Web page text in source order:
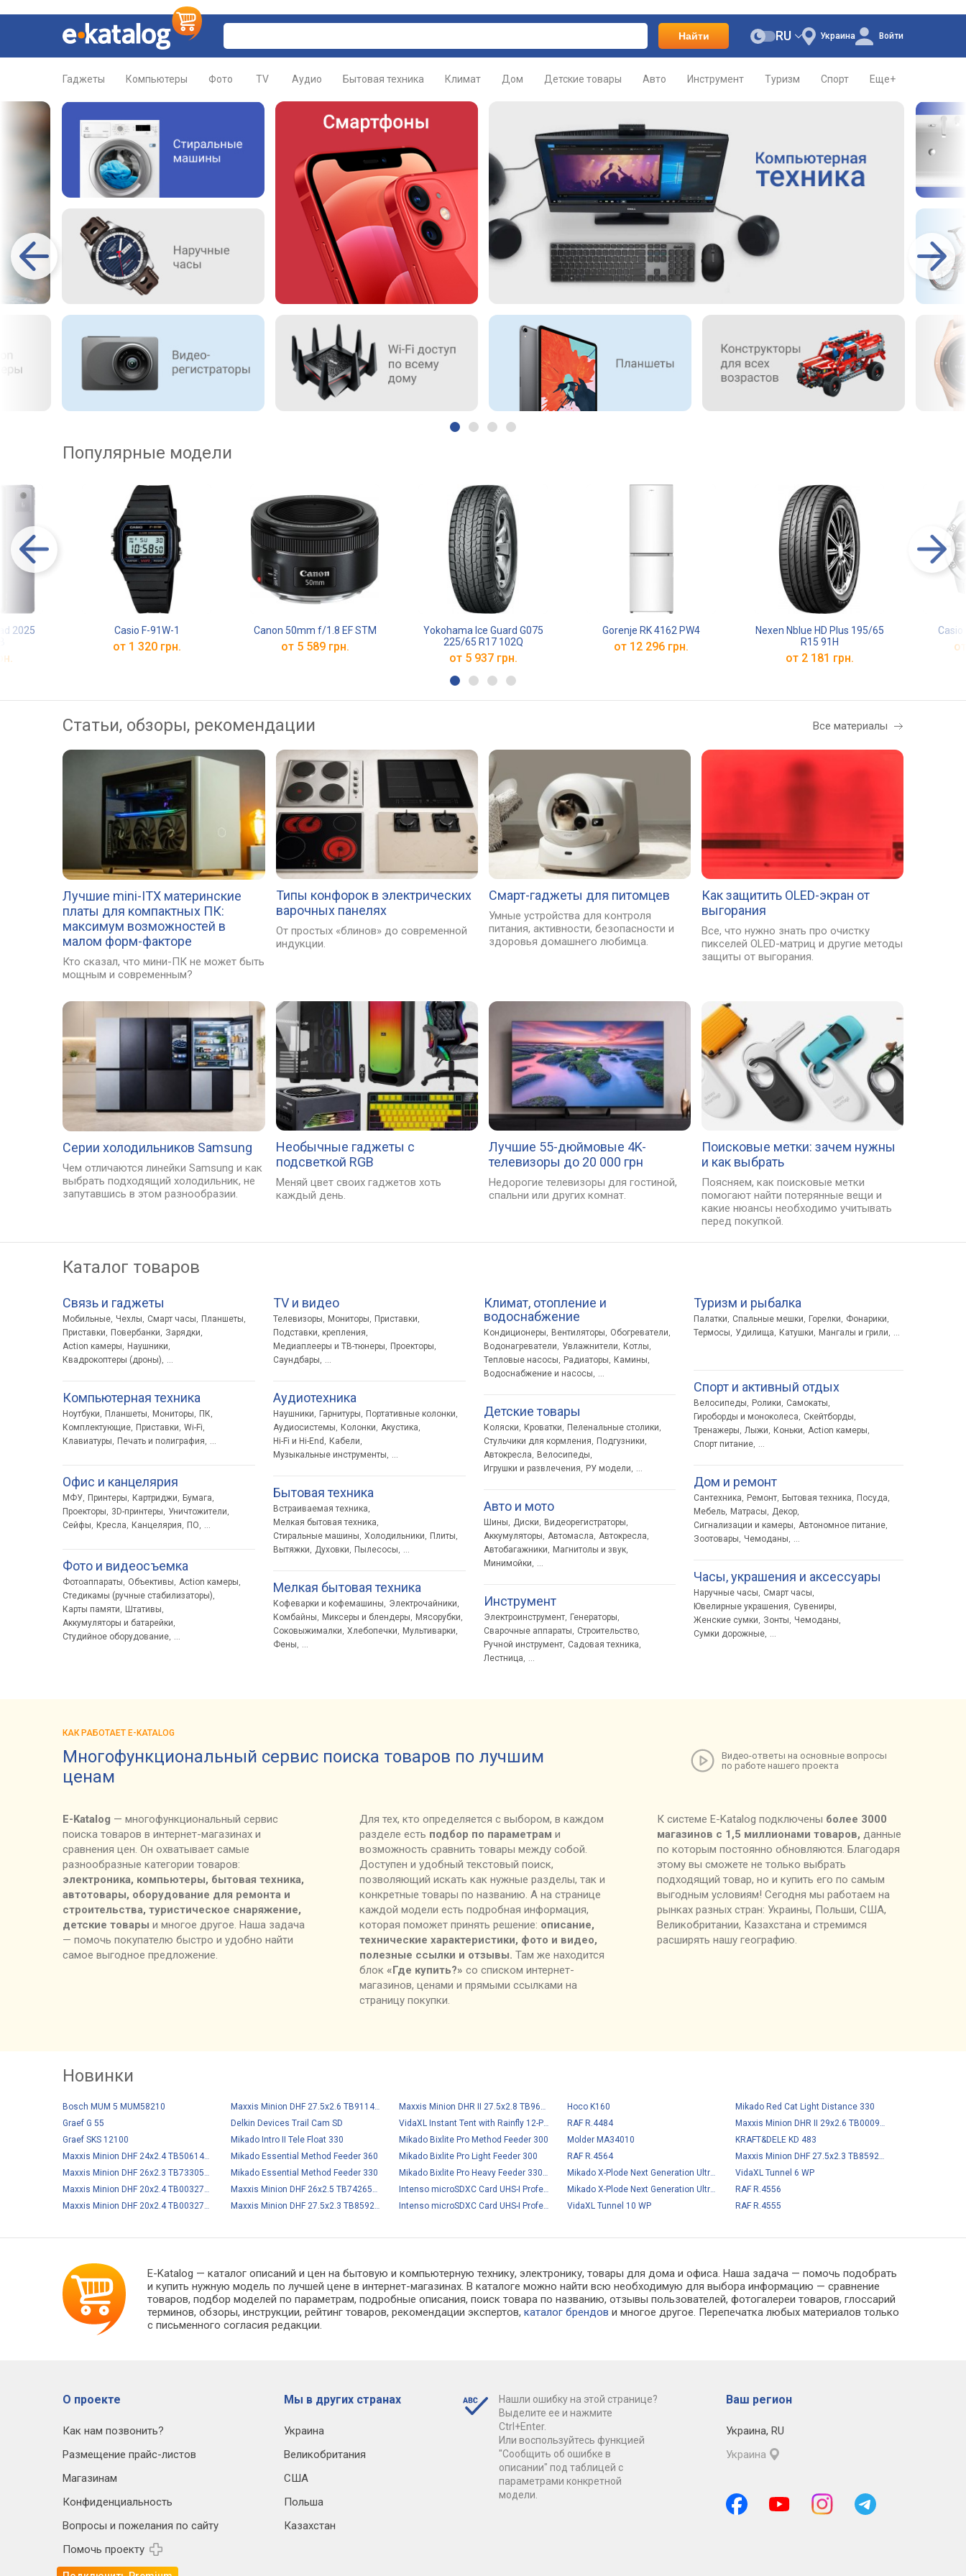
Найти Украина
RU Войти
Гаджеты Компьютеры Фото TV Аудио Бытовая техника Климат Дом Детские товары Авто Инструмент Туризм Спорт Еще+
Популярные модели
2025
Casio F-91W-1
от 1 320 грн.
Canon 50mm f/1.8 EF STM
от 5 589 грн.
Yokohama Ice Guard G075
225/65 R17 102Q
от 5 937 грн.
Gorenje RK 4162 PW4
от 12 296 грн.
Nexen Nblue HD Plus 195/65
R15 91H
от 2 181 грн.
Casio
Статьи, обзоры, рекомендации Все материалы
Лучшие mini-ITX материнские
платы для компактных ПК:
максимум возможностей в
малом форм-факторе
Кто сказал, что мини-ПК не может быть
мощным и современным?
Типы конфорок в электрических
варочных панелях
От простых «блинов» до современной
индукции.
Смарт-гаджеты для питомцев
Умные устройства для контроля
питания, активности, безопасности и
здоровья домашнего любимца.
Как защитить OLED-экран от
выгорания
Все, что нужно знать про очистку
пикселей OLED-матриц и другие методы
защиты от выгорания.
Серии холодильников Samsung
Чем отличаются линейки Samsung и как
выбрать подходящий холодильник, не
запутавшись в этом разнообразии.
Необычные гаджеты с
подсветкой RGB
Меняй цвет своих гаджетов хоть
каждый день.
Лучшие 55-дюймовые 4K-
телевизоры до 20 000 грн
Недорогие телевизоры для гостиной,
спальни или других комнат.
Поисковые метки: зачем нужны
и как выбрать
Поясняем, как поисковые метки
помогают найти потерянные вещи и
какие нюансы необходимо учитывать
перед покупкой.
Каталог товаров
Связь и гаджеты
Мобильные, Чехлы, Смарт часы, Планшеты,
Приставки, Повербанки, Зарядки,
Action камеры, Наушники,
Квадрокоптеры (дроны), ...
Компьютерная техника
Ноутбуки, Планшеты, Мониторы, ПК,
Комплектующие, Приставки, Wi-Fi,
Клавиатуры, Печать и полиграфия, ...
Офис и канцелярия
МФУ, Принтеры, Картриджи, Бумага,
Проекторы, 3D-принтеры, Уничтожители,
Сейфы, Кресла, Канцелярия, ПО, ...
Фото и видеосъемка
Фотоаппараты, Объективы, Action камеры,
Стедикамы (ручные стабилизаторы),
Карты памяти, Штативы,
Аккумуляторы и батарейки,
Cтудийное оборудование, ...
TV и видео
Телевизоры, Мониторы, Приставки,
Подставки, крепления,
Медиаплееры и ТВ-тюнеры, Проекторы,
Саундбары, ...
Аудиотехника
Наушники, Гарнитуры, Портативные колонки,
Аудиосистемы, Колонки, Акустика,
Hi-Fi и Hi-End , Кабели,
Музыкальные инструменты, ...
Бытовая техника
Встраиваемая техника,
Мелкая бытовая техника,
Стиральные машины, Холодильники, Плиты,
Вытяжки, Духовки, Пылесосы, ...
Мелкая бытовая техника
Кофеварки и кофемашины, Электрочайники,
Комбайны, Миксеры и блендеры, Мясорубки,
Соковыжималки, Хлебопечки, Мультиварки,
Фены, ...
Климат, отопление и
водоснабжение
Кондиционеры, Вентиляторы, Обогреватели,
Водонагреватели, Увлажнители, Котлы,
Тепловые насосы, Радиаторы, Камины,
Водоснабжение и насосы, ...
Детские товары
Коляски, Кроватки, Пеленальные столики,
Стульчики для кормления, Подгузники,
Автокресла, Велосипеды,
Игрушки и развлечения, РУ модели, ...
Авто и мото
Шины, Диски, Видеорегистраторы,
Аккумуляторы, Автомасла, Автокресла,
Автобагажники, Магнитолы и звук,
Минимойки, ...
Инструмент
Электроинструмент, Генераторы,
Сварочные аппараты, Строительство,
Ручной инструмент, Садовая техника,
Лестница, ...
Туризм и рыбалка
Палатки, Спальные мешки, Горелки, Фонарики,
Термосы, Удилища, Катушки, Мангалы и грили, ...
Спорт и активный отдых
Велосипеды, Ролики, Самокаты,
Гироборды и моноколеса, Скейтборды,
Тренажеры, Лыжи, Коньки, Action камеры,
Спорт питание, ...
Дом и ремонт
Сантехника, Ремонт, Бытовая техника, Посуда,
Мебель, Матрасы, Декор,
Сигнализации и камеры, Автономное питание,
Зоотовары, Чемоданы, ...
Часы, украшения и аксессуары
Наручные часы, Смарт часы,
Ювелирные украшения, Сувениры,
Женские сумки, Зонты, Чемоданы,
Сумки дорожные, ...
КАК РАБОТАЕТ E-KATALOG
Многофункциональный сервис поиска товаров по лучшим
ценам
Видео-ответы на основные вопросы
по работе нашего проекта
E-Katalog — многофункциональный сервис
поиска товаров в интернет-магазинах и
сравнения цен. Он охватывает самые
разнообразные категории товаров:
электроника, компьютеры, бытовая техника,
автотовары, оборудование для ремонта и
строительства, туристическое снаряжение,
детские товары и многое другое. Наша задача
— помочь покупателю быстро и удобно найти
самое выгодное предложение.
Для тех, кто определяется с выбором, в каждом
разделе есть подбор по параметрам и
возможность сравнить товары между собой.
Доступен и удобный текстовый поиск,
позволяющий искать как нужные разделы, так и
конкретные товары по названию. А на странице
каждой модели есть подробная информация,
которая поможет принять решение: описание,
технические характеристики, фото и видео,
полезные ссылки и отзывы. Там же находится
блок«Где купить?» со списком интернет-
магазинов, ценами и прямыми ссылками на
страницу покупки.
К системе E-Katalog подключены более 3000
магазинов с 1,5 миллионами товаров, данные
по которым постоянно обновляются. Благодаря
этому вы сможете не только выбрать
подходящий товар, но и купить его по самым
выгодным условиям! Сегодня мы работаем на
рынках разных стран: Украины, Польши, США,
Великобритании, Казахстана и стремимся
расширять нашу географию.
Новинки
Bosch MUM 5 MUM58210
Graef G 55
Graef SKS 12100
Maxxis Minion DHF 24x2.4 TB50614000
Maxxis Minion DHF 26x2.3 TB73305100
Maxxis Minion DHF 20x2.4 TB00327300
Maxxis Minion DHF 20x2.4 TB00327200
Maxxis Minion DHF 27.5x2.6 TB91146200
Delkin Devices Trail Cam SD
Mikado Intro II Tele Float 330
Mikado Essential Method Feeder 360
Mikado Essential Method Feeder 330
Maxxis Minion DHF 26x2.5 TB74265000
Maxxis Minion DHF 27.5x2.3 TB85925400
Maxxis Minion DHR II 27.5x2.8 TB96909100
VidaXL Instant Tent with Rainfly 12-Person
Mikado Bixlite Pro Method Feeder 300
Mikado Bixlite Pro Light Feeder 300
Mikado Bixlite Pro Heavy Feeder 330-120
Intenso microSDXC Card UHS-I Professional 512Gb
Intenso microSDXC Card UHS-I Professional 256Gb
Hoco K160
RAF R.4484
Molder MA34010
RAF R.4564
Mikado X-Plode Next Generation Ultra Match 420
Mikado X-Plode Next Generation Ultra Match 390
VidaXL Tunnel 10 WP
Mikado Red Cat Light Distance 330
Maxxis Minion DHR II 29x2.6 TB00096300
KRAFT&DELE KD 483
Maxxis Minion DHF 27.5x2.3 TB85925100
VidaXL Tunnel 6 WP
RAF R.4556
RAF R.4555
E-Katalog — каталог описаний и цен на бытовую и компьютерную технику, электронику, товары для дома и офиса. Наша задача — помочь подобрать
и купить нужную модель по лучшей цене в интернет-магазинах. В каталоге можно найти всю необходимую для выбора информацию — сравнение
товаров, подбор моделей по параметрам, подробные описания, поиск товара по названию, отзывы пользователей, фотогалереи товаров, глоссарий
терминов, обзоры, инструкции, рейтинг товаров, рекомендации экспертов,каталог брендов и многое другое. Перепечатка любых материалов только
с письменного согласия редакции.
О проекте
Как нам позвонить?
Размещение прайс-листов
Магазинам
Конфиденциальность
Вопросы и пожелания по сайту
Помочь проекту
Мы в других странах
Украина
Великобритания
США
Польша
Казахстан
Нашли ошибку на этой странице?
Выделите ее и нажмите
Ctrl+Enter.
Или воспользуйтесь функцией
"Сообщить об ошибке в
описании" под таблицей с
параметрами конкретной
модели.
Ваш регион
Украина, RU
Украина